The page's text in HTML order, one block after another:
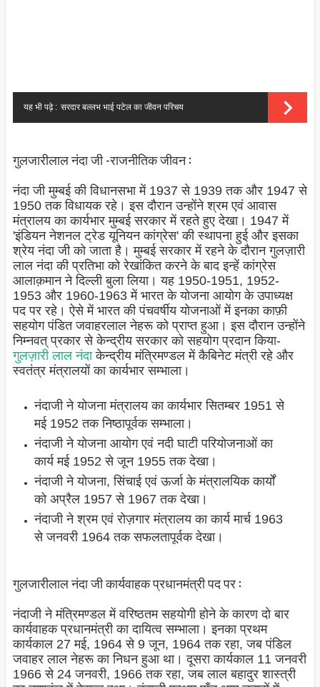
यह भी पढ़े : सरदार बल्लभ भाई पटेल का जीवन परिचय
गुलजारीलाल नंदा जी -राजनीतिक जीवन :
नंदा जी मुम्बई की विधानसभा में 1937 से 1939 तक और 1947 से
1950 तक विधायक रहे। इस दौरान उन्होंने श्रम एवं आवास
मंत्रालय का कार्यभार मुम्बई सरकार में रहते हुए देखा। 1947 में
'इंडियन नेशनल ट्रेड यूनियन कांग्रेस' की स्थापना हुई और इसका
श्रेय नंदा जी को जाता है। मुम्बई सरकार में रहने के दौरान गुलज़ारी
लाल नंदा की प्रतिभा को रेखांकित करने के बाद इन्हें कांग्रेस
आलाक़मान ने दिल्ली बुला लिया। यह 1950-1951, 1952-
1953 और 1960-1963 में भारत के योजना आयोग के उपाध्यक्ष
पद पर रहे। ऐसे में भारत की पंचवर्षीय योजनाओं में इनका काफ़ी
सहयोग पंडित जवाहरलाल नेहरू को प्राप्त हुआ। इस दौरान उन्होंने
निम्नवत् प्रकार से केन्द्रीय सरकार को सहयोग प्रदान किया-
गुलज़ारी लाल नंदाकेन्द्रीय मंत्रिमण्डल में कैबिनेट मंत्री रहे और
स्वतंत्र मंत्रालयों का कार्यभार सम्भाला।
नंदाजी ने योजना मंत्रालय का कार्यभार सितम्बर 1951 से
मई 1952 तक निष्ठापूर्वक सम्भाला।
नंदाजी ने योजना आयोग एवं नदी घाटी परियोजनाओं का
कार्य मई 1952 से जून 1955 तक देखा।
नंदाजी ने योजना, सिंचाई एवं ऊर्जा के मंत्रालयिक कार्यों
को अप्रैल 1957 से 1967 तक देखा।
नंदाजी ने श्रम एवं रोज़गार मंत्रालय का कार्य मार्च 1963
से जनवरी 1964 तक सफलतापूर्वक देखा।
गुलजारीलाल नंदा जी कार्यवाहक प्रधानमंत्री पद पर :
नंदाजी ने मंत्रिमण्डल में वरिष्ठतम सहयोगी होने के कारण दो बार
कार्यवाहक प्रधानमंत्री का दायित्व सम्भाला। इनका प्रथम
कार्यकाल 27 मई, 1964 से 9 जून, 1964 तक रहा, जब पंडिल
जवाहर लाल नेहरू का निधन हुआ था। दूसरा कार्यकाल 11 जनवरी
1966 से 24 जनवरी, 1966 तक रहा, जब लाल बहादुर शास्त्री